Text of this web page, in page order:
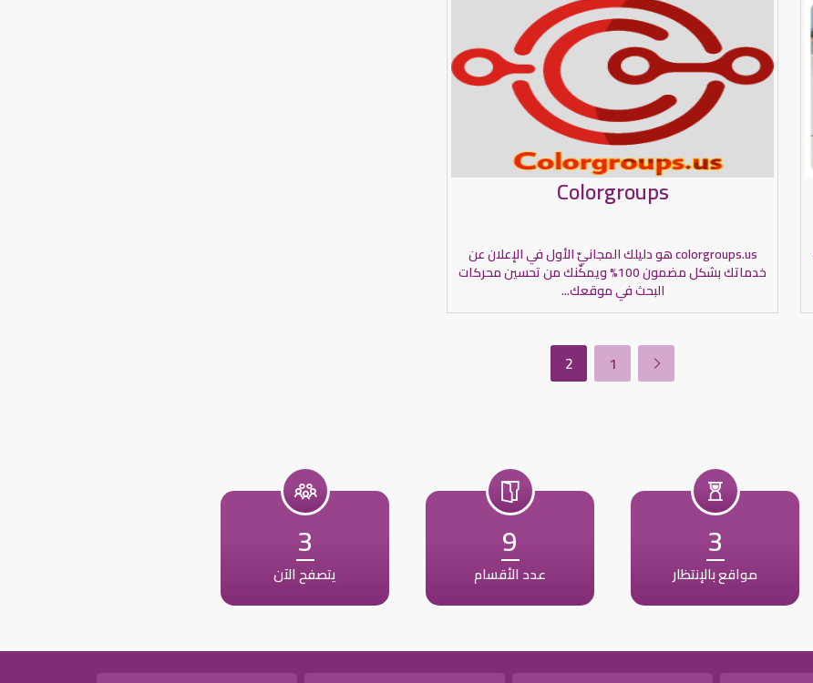
Colorgroups
colorgroups.us هو دليلك المجانيّ الأول في الإعلان عن
خدماتك بشكل مضمون 100% ويمكّنك من تحسين محركات
البحث في موقعك...
1
2
3
مواقع بالإنتظار
9
عدد الأقسام
3
يتصفح الآن